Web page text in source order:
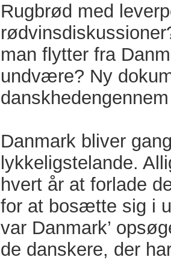
Rugbrød med
man flytter fra
undvære? Ny
Danmark bliver
lykkeligstelande.
hvert år at forlade
for at bosætte sig i
var Danmark’
de danskere, der